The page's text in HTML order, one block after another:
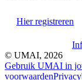
Hier registreren
© UMAI, 2026
Gebruik UMAI in
voorwaarden